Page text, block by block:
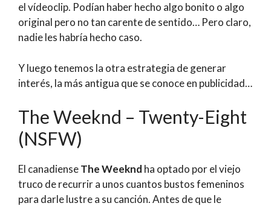
el vídeoclip. Podían haber hecho algo bonito o algo
original pero no tan carente de sentido… Pero claro,
nadie les habría hecho caso.
Y luego tenemos la otra estrategia de generar
interés, la más antigua que se conoce en publicidad…
The Weeknd – Twenty-Eight
(NSFW)
El canadienseThe Weeknd ha optado por el viejo
truco de recurrir a unos cuantos bustos femeninos
para darle lustre a su canción. Antes de que le